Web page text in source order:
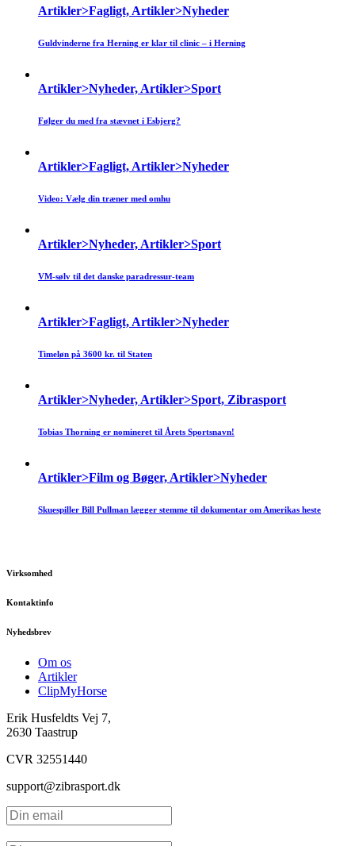
Artikler>Fagligt, Artikler>Nyheder
Guldvinderne fra Herning er klar til clinic – i Herning
Artikler>Nyheder, Artikler>Sport
Følger du med fra stævnet i Esbjerg?
Artikler>Fagligt, Artikler>Nyheder
Video: Vælg din træner med omhu
Artikler>Nyheder, Artikler>Sport
VM-sølv til det danske paradressur-team
Artikler>Fagligt, Artikler>Nyheder
Timeløn på 3600 kr. til Staten
Artikler>Nyheder, Artikler>Sport, Zibrasport
Tobias Thorning er nomineret til Årets Sportsnavn!
Artikler>Film og Bøger, Artikler>Nyheder
Skuespiller Bill Pullman lægger stemme til dokumentar om Amerikas heste
Virksomhed
Kontaktinfo
Nyhedsbrev
Om os
Artikler
ClipMyHorse
Erik Husfeldts Vej 7,
2630 Taastrup
CVR 32551440
support@zibrasport.dk